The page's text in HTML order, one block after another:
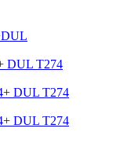
DUL T274
DUL T274
DUL T274